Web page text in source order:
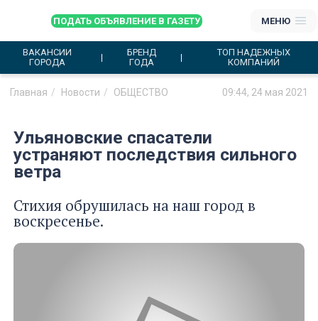
ПОДАТЬ ОБЪЯВЛЕНИЕ В ГАЗЕТУ МЕНЮ
ВАКАНСИИ
ГОРОДА
БРЕНД
ГОДА
ТОП НАДЕЖНЫХ
КОМПАНИЙ
Главная Новости ОБЩЕСТВО 09:44, 24 мая 2021
Ульяновские спасатели
устраняют последствия сильного
ветра
Стихия обрушилась на наш город в
воскресенье.